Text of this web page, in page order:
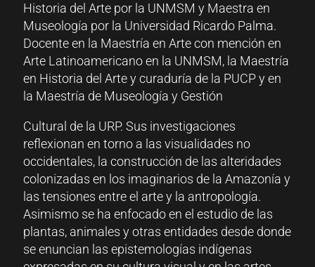
Historia del Arte por la UNMSM y Maestra en
Museología por la Universidad Ricardo Palma.
Docente en la Maestría en Arte con mención en
Arte Latinoamericano en la UNMSM, la Maestría
en Historia del Arte y curaduría de la PUCP y en
la Maestría de Museología y Gestión
Cultural de la URP. Sus investigaciones
reflexionan en torno a las visualidades no
occidentales, la construcción de las alteridades
colonizadas en los imaginarios de la Amazonía y
las tensiones entre el arte y la antropología.
Asimismo se ha enfocado en el estudio de las
plantas, animales y otras entidades desde donde
se enuncian las epistemologías indígenas